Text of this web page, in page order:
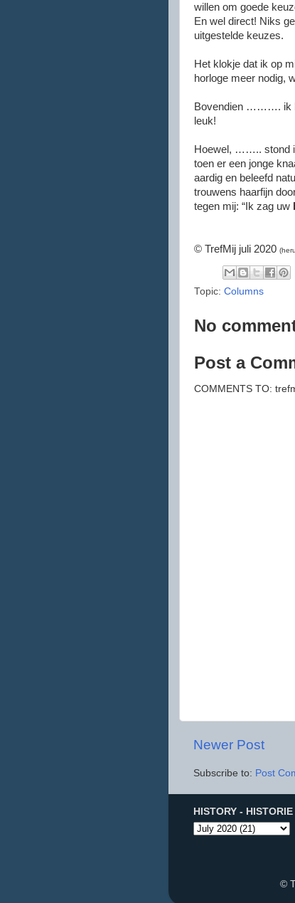
willen om goede
En wel direct! Niks
uitgestelde keuzes.
Het klokje dat ik op
horloge meer nodig,
Bovendien ………. ik
leuk!
Hoewel, …….. stond
toen er een jonge
aardig en beleefd
trouwens haarfijn
tegen mij: “Ik zag uw
© TrefMij juli 2020
Topic: Columns
No
Post a
COMMENTS TO:
Newer Post
Subscribe to: Post
HISTORY - HISTORIE
©